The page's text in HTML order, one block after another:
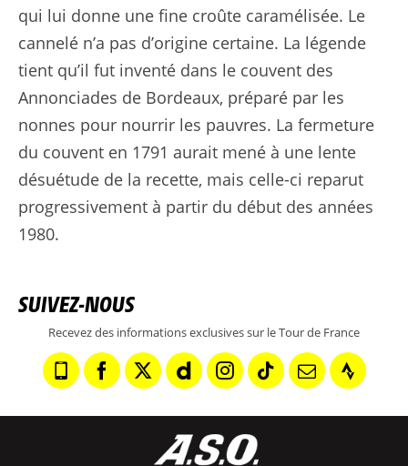
qui lui donne une fine croûte caramélisée. Le
cannelé n’a pas d’origine certaine. La légende
tient qu’il fut inventé dans le couvent des
Annonciades de Bordeaux, préparé par les
nonnes pour nourrir les pauvres. La fermeture
du couvent en 1791 aurait mené à une lente
désuétude de la recette, mais celle-ci reparut
progressivement à partir du début des années
1980.
SUIVEZ-NOUS
Recevez des informations exclusives sur le Tour de France